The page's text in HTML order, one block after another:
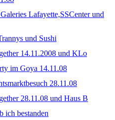
Lafayette,SSCenter und
und Sushi
14.11.2008 und KLo
im Goya 14.11.08
28.11.08
28.11.08 und Haus B
ich bestanden